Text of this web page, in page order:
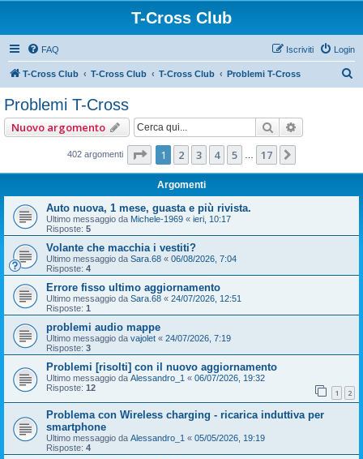
T-Cross Club
FAQ Login
Iscriviti
T-Cross Club T-Cross Club T-Cross Club Problemi T-Cross
Problemi T-Cross
Nuovo argomento Cerca
402 argomenti Pagina di 17
1 2 3 4 5 17
Argomenti
Auto nuova, 1 mese, guasta e più rivista.
Ultimo messaggio da Michele-1969 « ieri, 10:17
Risposte: 5
Volante che macchia i vestiti?
Ultimo messaggio da Sara.68 « 06/08/2026, 7:04
Risposte: 4
Errore fisso ultimo aggiornamento
Ultimo messaggio da Sara.68 « 24/07/2026, 12:51
Risposte: 1
problemi audio mappe
Ultimo messaggio da vajolet « 24/07/2026, 7:19
Risposte: 3
Problemi [risolti] con il nuovo aggiornamento
Ultimo messaggio da Alessandro_1 « 06/07/2026, 19:32
Risposte: 12 1 2
Problema con Wireless charging - ricarica induttiva per
smartphone
Ultimo messaggio da Alessandro_1 « 05/05/2026, 19:19
Risposte: 4